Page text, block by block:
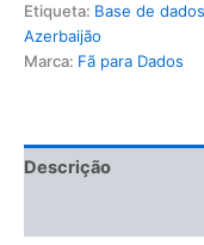
Etiqueta: Base de
Azerbaijão
Marca: Fã para Dados
Descrição